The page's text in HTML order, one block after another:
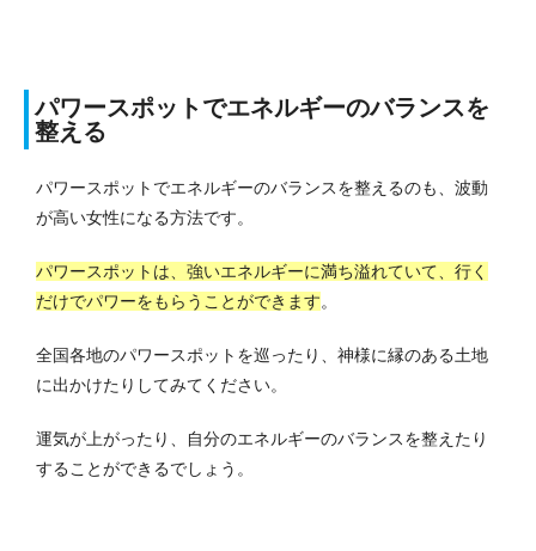
パワースポットでエネルギーのバランスを
整える
パワースポットでエネルギーのバランスを整えるのも、波動
が高い女性になる方法です。
パワースポットは、強いエネルギーに満ち溢れていて、行く
だけでパワーをもらうことができます。
全国各地のパワースポットを巡ったり、神様に縁のある土地
に出かけたりしてみてください。
運気が上がったり、自分のエネルギーのバランスを整えたり
することができるでしょう。